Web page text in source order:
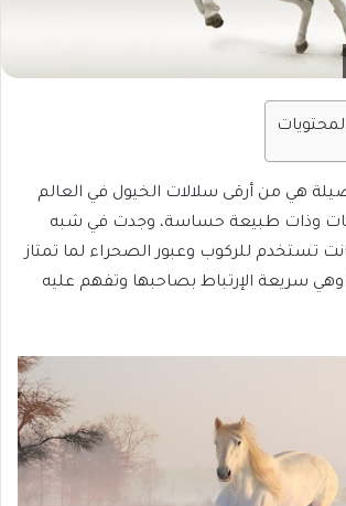
هي من أرقى سلالات الخيول في العالم
وذات طبيعة حساسة، وجدت في شبه
تستخدم للركوب وعبور الصحراء لما تمتاز
سريعة الإرتباط بصاحبها وتفهم عليه